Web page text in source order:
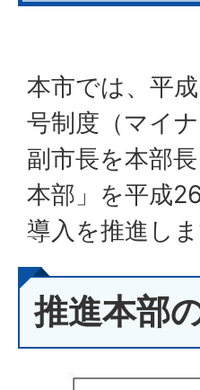
本市では、平
号制度（マイ
副市長を本部
本部」を平成
導入を推進しま
推進本部